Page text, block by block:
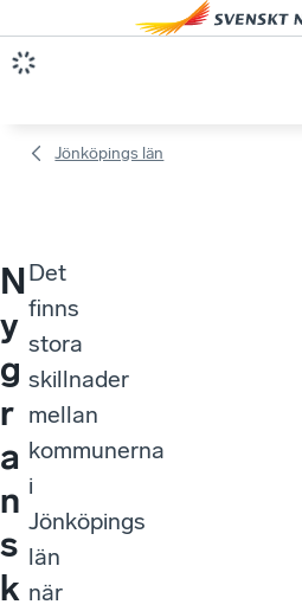
Jönköpings län
N
y
g
r
a
n
s
k
Det
finns
stora
skillnader
mellan
kommunerna
i
Jönköpings
län
när